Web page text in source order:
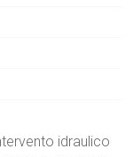
idraulico